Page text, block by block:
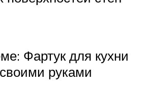
Фартук для кухни
руками